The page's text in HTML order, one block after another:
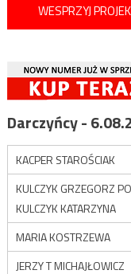
WESPRZYJ
Darczyńcy -
KACPER STAROŚCIAK
KULCZYK GRZEGORZ
KULCZYK KATARZYNA
MARIA KOSTRZEWA
JERZY T MICHAJŁOWICZ